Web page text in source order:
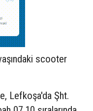
scooter
Lefkoşa'da Şht.